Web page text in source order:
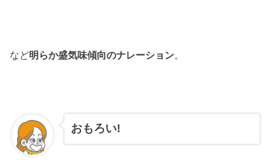
など明らか盛気味傾向のナレーション。
おもろい!